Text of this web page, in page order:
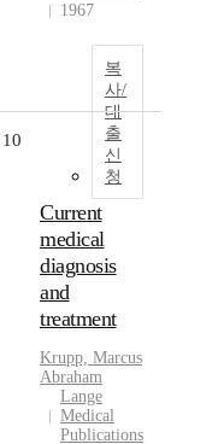
1967
복
사/
대
출
신
청
10
Current
medical
diagnosis
and
treatment
Krupp, Marcus
Abraham
Lange
Medical
Publications